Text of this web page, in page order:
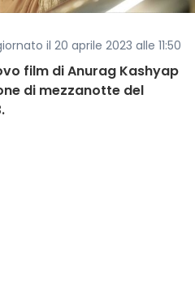
il 20 aprile 2023 alle 11:50
film di Anurag Kashyap
di mezzanotte del